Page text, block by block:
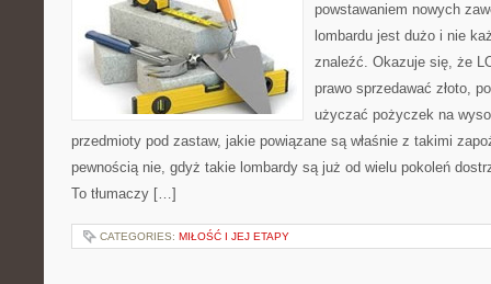
powstawaniem nowych
lombardu jest dużo i nie
znaleźć. Okazuje się, że
prawo sprzedawać złoto,
użyczać pożyczek na
przedmioty pod zastaw, jakie powiązane są właśnie z takimi
pewnością nie, gdyż takie lombardy są już od wielu pokoleń
To tłumaczy […]
CATEGORIES: MIŁOŚĆ I JEJ ETAPY